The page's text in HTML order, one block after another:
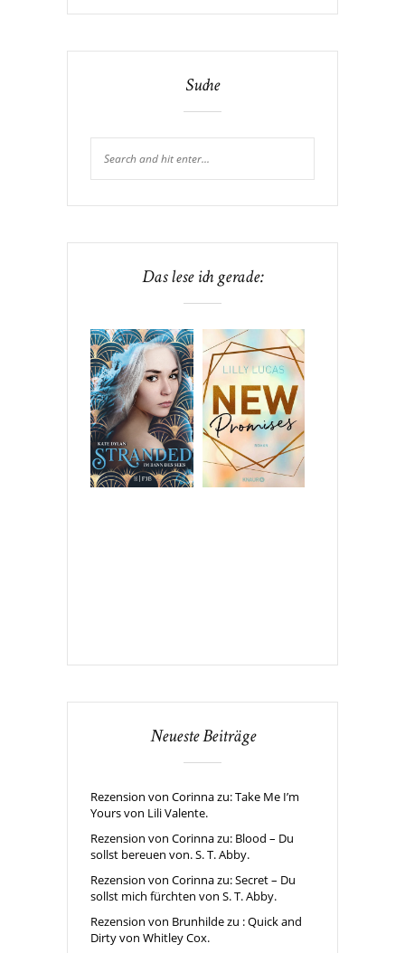
Suche
Das lese ich gerade:
Neueste Beiträge
Rezension von Corinna zu: Take Me I’m
Yours von Lili Valente.
Rezension von Corinna zu: Blood – Du
sollst bereuen von. S. T. Abby.
Rezension von Corinna zu: Secret – Du
sollst mich fürchten von S. T. Abby.
Rezension von Brunhilde zu : Quick and
Dirty von Whitley Cox.